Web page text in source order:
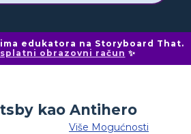
edukatora na Storyboard That.
obrazovni račun ✨
Više Mogućnosti